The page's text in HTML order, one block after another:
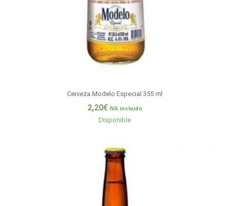
Cerveza Modelo Especial 355 ml
2,20€ IVA incluido
Disponible